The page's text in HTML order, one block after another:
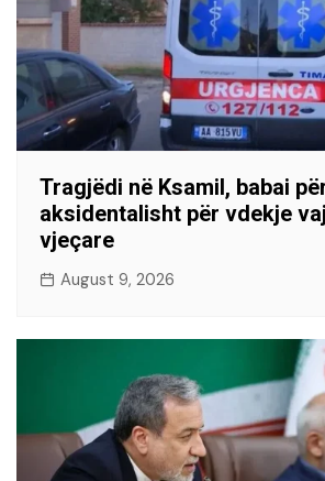
Tragjëdi në Ksamil, babai
aksidentalisht për vdekje
vjeçare
August 9, 2026